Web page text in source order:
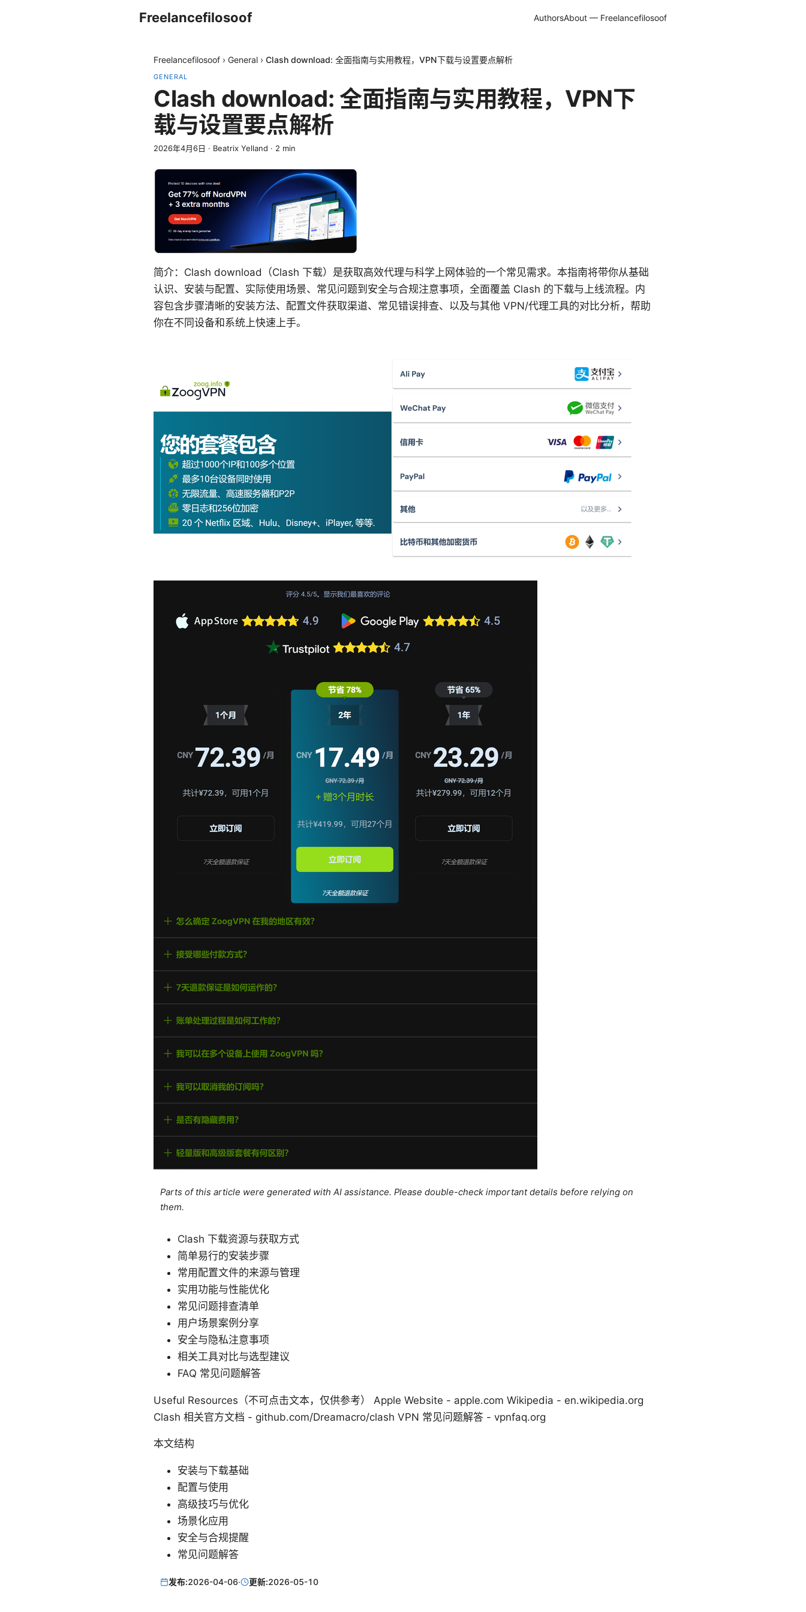
Freelancefilosoof AuthorsAbout — Freelancefilosoof
Freelancefilosoof › General › Clash download: 全面指南与实用教程，VPN下载与设置要点解析
GENERAL
Clash download: 全面指南与实用教程，VPN下
载与设置要点解析
2026年4月6日 · Beatrix Yelland · 2 min
简介：Clash download（Clash 下载）是获取高效代理与科学上网体验的一个常见需求。本指南将带你从基础
认识、安装与配置、实际使用场景、常见问题到安全与合规注意事项，全面覆盖 Clash 的下载与上线流程。内
容包含步骤清晰的安装方法、配置文件获取渠道、常见错误排查、以及与其他 VPN/代理工具的对比分析，帮助
你在不同设备和系统上快速上手。
Parts of this article were generated with AI assistance. Please double-check important details before relying on
them.
Clash 下载资源与获取方式
简单易行的安装步骤
常用配置文件的来源与管理
实用功能与性能优化
常见问题排查清单
用户场景案例分享
安全与隐私注意事项
相关工具对比与选型建议
FAQ 常见问题解答
Useful Resources（不可点击文本，仅供参考） Apple Website - apple.com Wikipedia - en.wikipedia.org
Clash 相关官方文档 - github.com/Dreamacro/clash VPN 常见问题解答 - vpnfaq.org
本文结构
安装与下载基础
配置与使用
高级技巧与优化
场景化应用
安全与合规提醒
常见问题解答
发布:2026-04-06· 更新:2026-05-10